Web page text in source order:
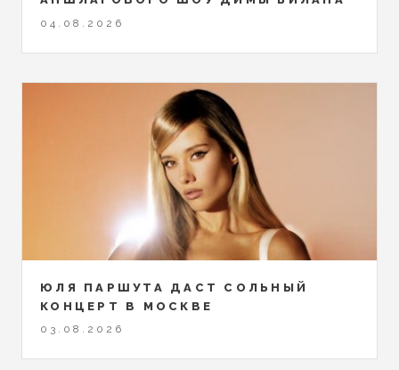
04.08.2026
ЮЛЯ ПАРШУТА ДАСТ СОЛЬНЫЙ
КОНЦЕРТ В МОСКВЕ
03.08.2026